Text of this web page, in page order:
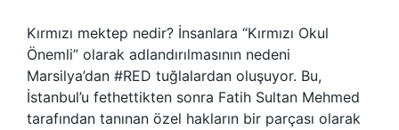
Kırmızı mektep nedir? İnsanlara “Kırmızı Okul
Önemli” olarak adlandırılmasının nedeni
Marsilya’dan #RED tuğlalardan oluşuyor. Bu,
İstanbul’u fethettikten sonra Fatih Sultan Mehmed
tarafından tanınan özel hakların bir parçası olarak